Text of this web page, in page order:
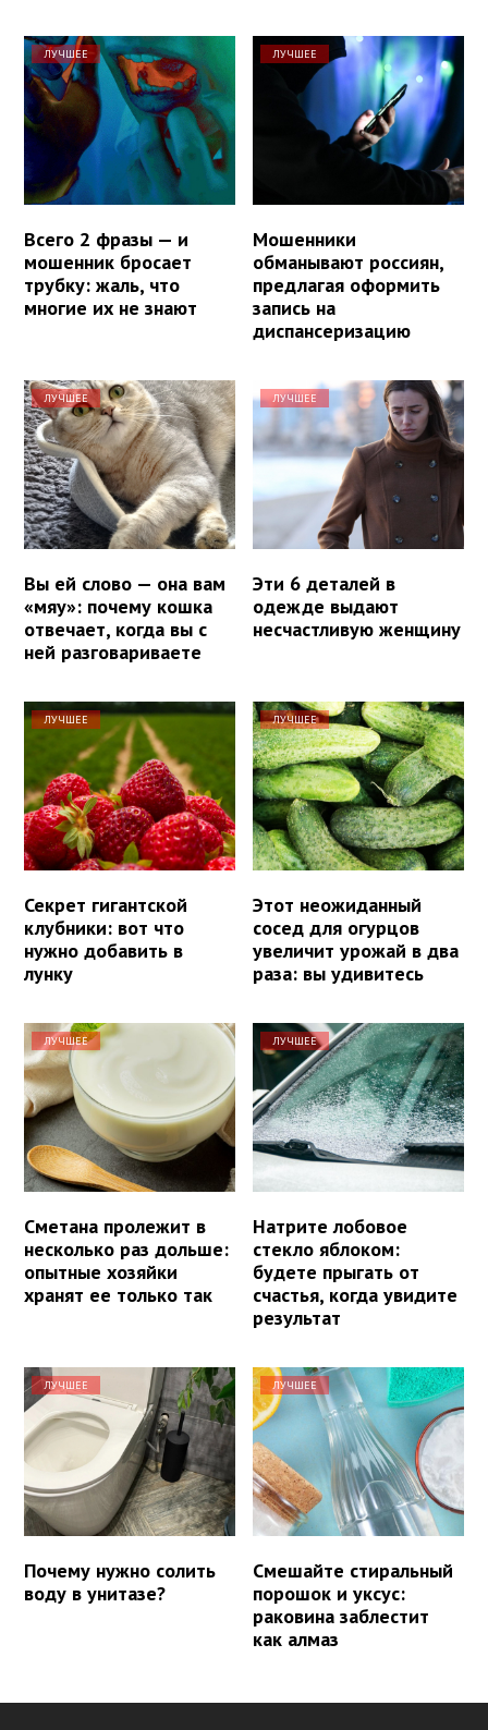
ЛУЧШЕЕ
Всего 2 фразы — и
мошенник бросает
трубку: жаль, что
многие их не знают
ЛУЧШЕЕ
Мошенники
обманывают россиян,
предлагая оформить
запись на
диспансеризацию
ЛУЧШЕЕ
Вы ей слово — она вам
«мяу»: почему кошка
отвечает, когда вы с
ней разговариваете
ЛУЧШЕЕ
Эти 6 деталей в
одежде выдают
несчастливую женщину
ЛУЧШЕЕ
Секрет гигантской
клубники: вот что
нужно добавить в
лунку
ЛУЧШЕЕ
Этот неожиданный
сосед для огурцов
увеличит урожай в два
раза: вы удивитесь
ЛУЧШЕЕ
Сметана пролежит в
несколько раз дольше:
опытные хозяйки
хранят ее только так
ЛУЧШЕЕ
Натрите лобовое
стекло яблоком:
будете прыгать от
счастья, когда увидите
результат
ЛУЧШЕЕ
Почему нужно солить
воду в унитазе?
ЛУЧШЕЕ
Смешайте стиральный
порошок и уксус:
раковина заблестит
как алмаз